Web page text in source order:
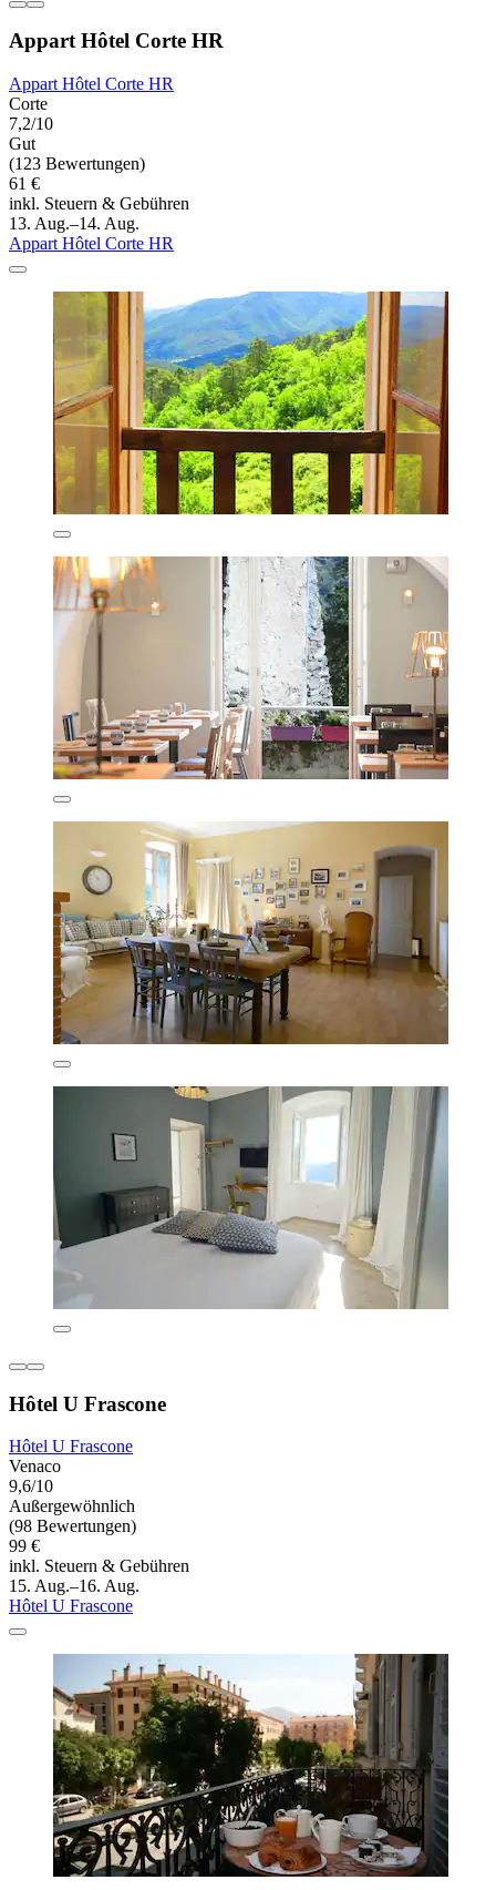
Appart Hôtel Corte HR
Appart Hôtel Corte HR
Corte
7,2/10
Gut
(123 Bewertungen)
61 €
inkl. Steuern & Gebühren
13. Aug.–14. Aug.
Appart Hôtel Corte HR
Hôtel U Frascone
Hôtel U Frascone
Venaco
9,6/10
Außergewöhnlich
(98 Bewertungen)
99 €
inkl. Steuern & Gebühren
15. Aug.–16. Aug.
Hôtel U Frascone